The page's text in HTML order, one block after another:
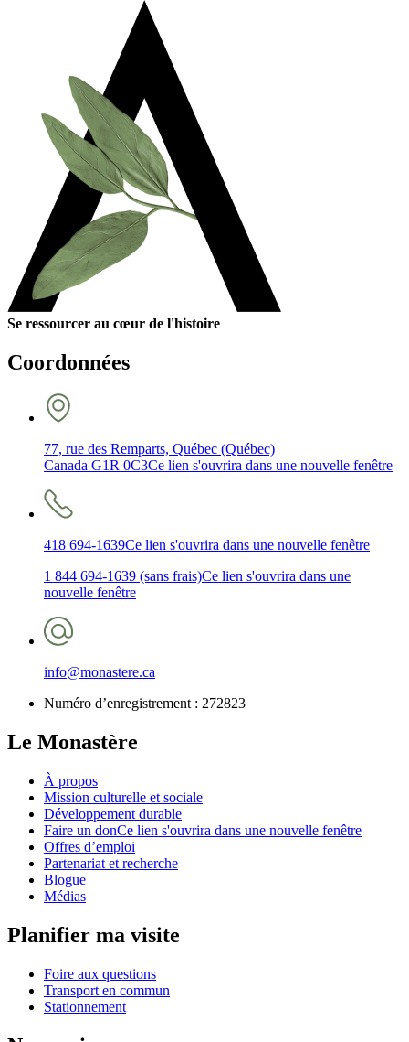
Se ressourcer au cœur de l'histoire
Coordonnées
77, rue des Remparts, Québec (Québec)
Canada G1R 0C3Ce lien s'ouvrira dans une nouvelle fenêtre
418 694-1639Ce lien s'ouvrira dans une nouvelle fenêtre
1 844 694-1639 (sans frais)Ce lien s'ouvrira dans une
nouvelle fenêtre
info@monastere.ca
Numéro d’enregistrement : 272823
Le Monastère
À propos
Mission culturelle et sociale
Développement durable
Faire un donCe lien s'ouvrira dans une nouvelle fenêtre
Offres d’emploi
Partenariat et recherche
Blogue
Médias
Planifier ma visite
Foire aux questions
Transport en commun
Stationnement